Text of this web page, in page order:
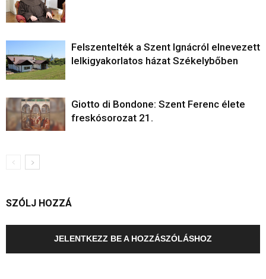
Felszentelték a Szent Ignácról elnevezett
lelkigyakorlatos házat Székelybőben
Giotto di Bondone: Szent Ferenc élete
freskósorozat 21.
SZÓLJ HOZZÁ
JELENTKEZZ BE A HOZZÁSZÓLÁSHOZ